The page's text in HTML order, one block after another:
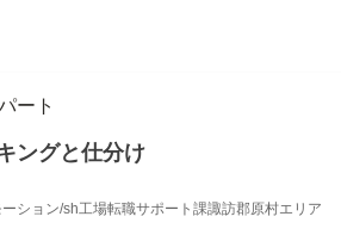
ート
ングと仕分け
ション/sh工場転職サポート課諏訪郡原村エリア